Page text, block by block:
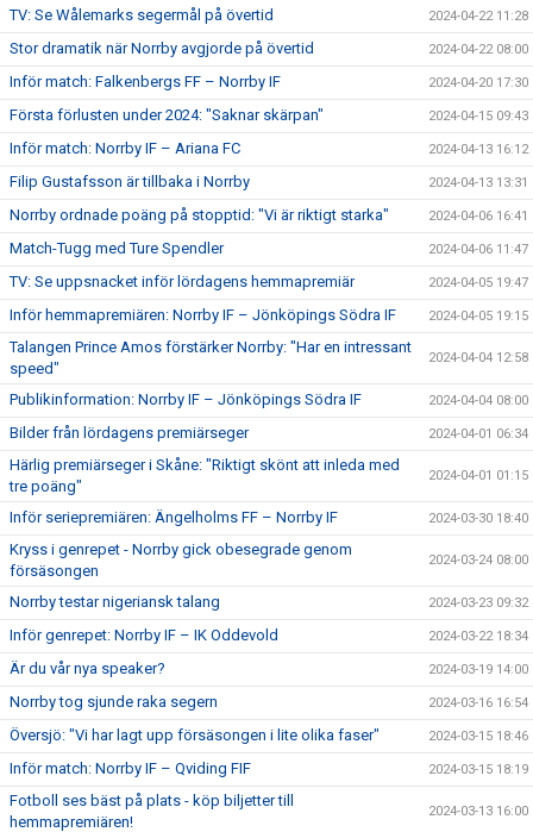
TV: Se Wålemarks segermål på övertid 2024-04-22 11:28
Stor dramatik när Norrby avgjorde på övertid 2024-04-22 08:00
Inför match: Falkenbergs FF – Norrby IF 2024-04-20 17:30
Första förlusten under 2024: "Saknar skärpan" 2024-04-15 09:43
Inför match: Norrby IF – Ariana FC 2024-04-13 16:12
Filip Gustafsson är tillbaka i Norrby 2024-04-13 13:31
Norrby ordnade poäng på stopptid: "Vi är riktigt starka" 2024-04-06 16:41
Match-Tugg med Ture Spendler 2024-04-06 11:47
TV: Se uppsnacket inför lördagens hemmapremiär 2024-04-05 19:47
Inför hemmapremiären: Norrby IF – Jönköpings Södra IF 2024-04-05 19:15
Talangen Prince Amos förstärker Norrby: "Har en intressant
speed"
2024-04-04 12:58
Publikinformation: Norrby IF – Jönköpings Södra IF 2024-04-04 08:00
Bilder från lördagens premiärseger 2024-04-01 06:34
Härlig premiärseger i Skåne: "Riktigt skönt att inleda med
tre poäng"
2024-04-01 01:15
Inför seriepremiären: Ängelholms FF – Norrby IF 2024-03-30 18:40
Kryss i genrepet - Norrby gick obesegrade genom
försäsongen
2024-03-24 08:00
Norrby testar nigeriansk talang 2024-03-23 09:32
Inför genrepet: Norrby IF – IK Oddevold 2024-03-22 18:34
Är du vår nya speaker? 2024-03-19 14:00
Norrby tog sjunde raka segern 2024-03-16 16:54
Översjö: "Vi har lagt upp försäsongen i lite olika faser" 2024-03-15 18:46
Inför match: Norrby IF – Qviding FIF 2024-03-15 18:19
Fotboll ses bäst på plats - köp biljetter till
hemmapremiären!
2024-03-13 16:00